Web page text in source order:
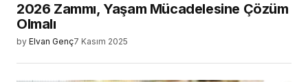
2026 Zammı, Yaşam Mücadelesine Çözüm
Olmalı
by Elvan Genç7 Kasım 2025